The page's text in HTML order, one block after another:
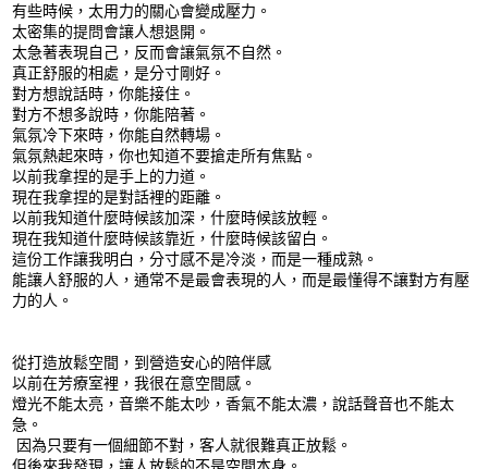
有些時候，太用力的關心會變成壓力。
太密集的提問會讓人想退開。
太急著表現自己，反而會讓氣氛不自然。
真正舒服的相處，是分寸剛好。
對方想說話時，你能接住。
對方不想多說時，你能陪著。
氣氛冷下來時，你能自然轉場。
氣氛熱起來時，你也知道不要搶走所有焦點。
以前我拿捏的是手上的力道。
現在我拿捏的是對話裡的距離。
以前我知道什麼時候該加深，什麼時候該放輕。
現在我知道什麼時候該靠近，什麼時候該留白。
這份工作讓我明白，分寸感不是冷淡，而是一種成熟。
能讓人舒服的人，通常不是最會表現的人，而是最懂得不讓對方有壓
力的人。
從打造放鬆空間，到營造安心的陪伴感
以前在芳療室裡，我很在意空間感。
燈光不能太亮，音樂不能太吵，香氣不能太濃，說話聲音也不能太
急。
因為只要有一個細節不對，客人就很難真正放鬆。
但後來我發現，讓人放鬆的不是空間本身。